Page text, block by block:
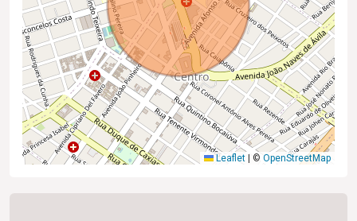
Leaflet © OpenStreetMap